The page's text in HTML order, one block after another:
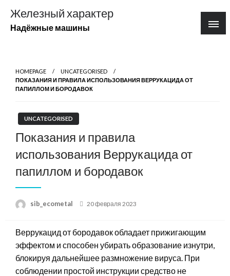
содержимому
Железный характер
Надёжные машины
HOMEPAGE
UNCATEGORISED
ПОКАЗАНИЯ И ПРАВИЛА ИСПОЛЬЗОВАНИЯ ВЕРРУКАЦИДА ОТ
ПАПИЛЛОМ И БОРОДАВОК
UNCATEGORISED
Показания и правила
использования Веррукацида от
папиллом и бородавок
sib_ecometal
Posted
20 февраля 2023
Веррукацид от бородавок обладает прижигающим
эффектом и способен убирать образование изнутри,
блокируя дальнейшее размножение вируса. При
соблюдении простой инструкции средство не